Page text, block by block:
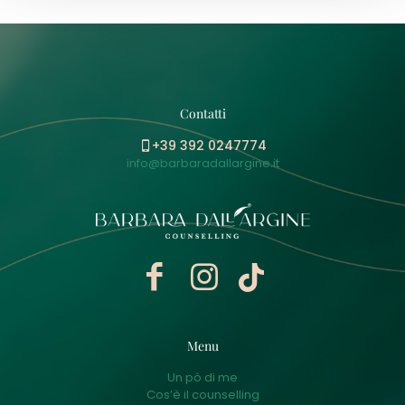
Contatti
+39 392 0247774
info@barbaradallargine.it
Menu
Un pò di me
Cos’è il counselling